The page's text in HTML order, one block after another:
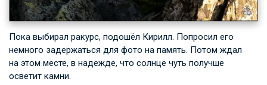
Пока выбирал ракурс, подошёл Кирилл. Попросил его
немного задержаться для фото на память. Потом ждал
на этом месте, в надежде, что солнце чуть получше
осветит камни.